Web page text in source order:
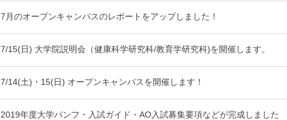
7月のオープンキャンパスのレポートをアップしました！
7/15(日) 大学院説明会（健康科学研究科/教育学研究科)を開催します。
7/14(土)・15(日) オープンキャンパスを開催します！
2019年度大学パンフ・入試ガイド・AO入試募集要項などが完成しました